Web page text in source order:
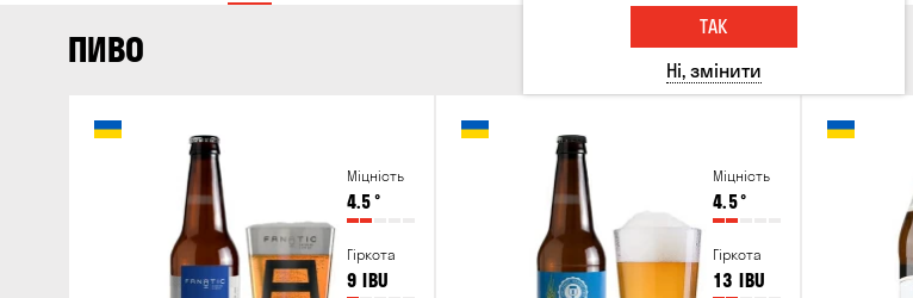
ПИВО
Міцність
4.5°
Гіркота
9 IBU
Міцність
4.5°
Гіркота
13 IBU
ТАК
Ні, змінити